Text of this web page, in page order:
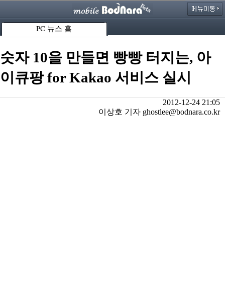
PC 뉴스 홈
숫자 10을 만들면 빵빵 터지는, 아
이큐팡 for Kakao 서비스 실시
2012-12-24 21:05
이상호 기자 ghostlee@bodnara.co.kr